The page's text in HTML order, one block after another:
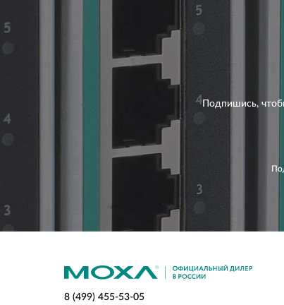
Подпишись,
8 (499) 455-53-05